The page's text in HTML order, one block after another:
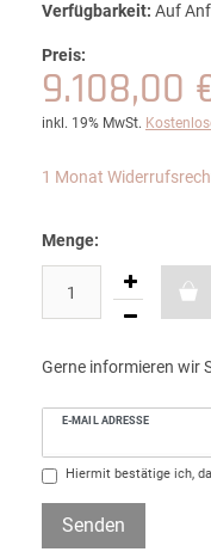
Verfügbarkeit: Auf
Preis:
9.108,00
inkl. 19% MwSt.
1 Monat
Menge:
Gerne informieren wir
E-MAIL ADRESSE
Hiermit bestätige ich,
Senden